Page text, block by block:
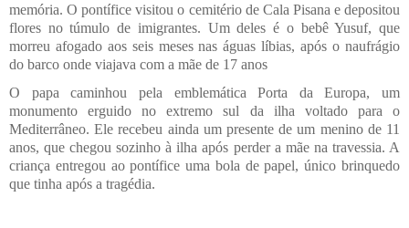
memória. O pontífice visitou o cemitério de Cala Pisana e depositou
flores no túmulo de imigrantes. Um deles é o bebê Yusuf, que
morreu afogado aos seis meses nas águas líbias, após o naufrágio
do barco onde viajava com a mãe de 17 anos
O papa caminhou pela emblemática Porta da Europa, um
monumento erguido no extremo sul da ilha voltado para o
Mediterrâneo. Ele recebeu ainda um presente de um menino de 11
anos, que chegou sozinho à ilha após perder a mãe na travessia. A
criança entregou ao pontífice uma bola de papel, único brinquedo
que tinha após a tragédia.